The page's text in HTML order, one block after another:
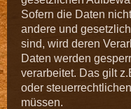
Sofern die Daten
andere und
sind, wird deren
Daten werden
verarbeitet. Das gilt
oder
müssen.